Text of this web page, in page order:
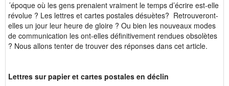
´époque où les gens prenaient vraiment le temps d’écrire est-elle
révolue ? Les lettres et cartes postales désuètes? Retrouveront-
elles un jour leur heure de gloire ? Ou bien les nouveaux modes
de communication les ont-elles définitivement rendues obsolètes
? Nous allons tenter de trouver des réponses dans cet article.
Lettres sur papier et cartes postales en déclin